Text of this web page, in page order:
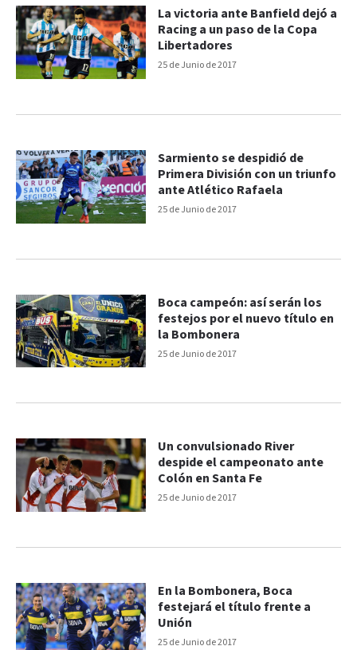
25 de Junio de 2017
La victoria ante Banfield dejó a
Racing a un paso de la Copa
Libertadores
25 de Junio de 2017
Sarmiento se despidió de
Primera División con un triunfo
ante Atlético Rafaela
25 de Junio de 2017
Boca campeón: así serán los
festejos por el nuevo título en
la Bombonera
25 de Junio de 2017
Un convulsionado River
despide el campeonato ante
Colón en Santa Fe
25 de Junio de 2017
En la Bombonera, Boca
festejará el título frente a
Unión